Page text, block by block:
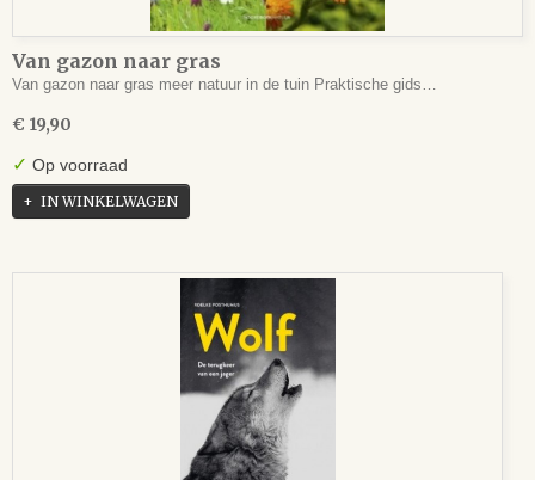
Van gazon naar gras
Van gazon naar gras meer natuur in de tuin Praktische gids…
€ 19,90
✓ Op voorraad
IN WINKELWAGEN